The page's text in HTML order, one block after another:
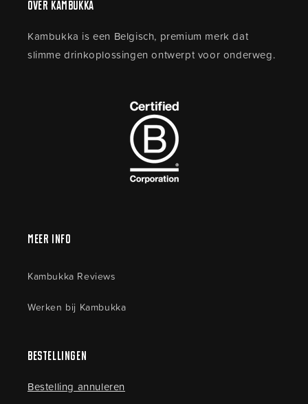
Over Kambukka
Kambukka is een Belgisch, premium merk dat
slimme drinkoplossingen ontwerpt voor onderweg.
Meer Info
Kambukka Reviews
Werken bij Kambukka
Bestellingen
Bestelling annuleren